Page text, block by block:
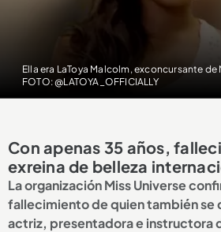
Ella era LaToya Malcolm, exconcursante de
FOTO: @LATOYA_OFFICIALLY
Con apenas 35 años,
exreina de belleza
La organización Miss Universe
fallecimiento de quien también se
actriz, presentadora e instructora